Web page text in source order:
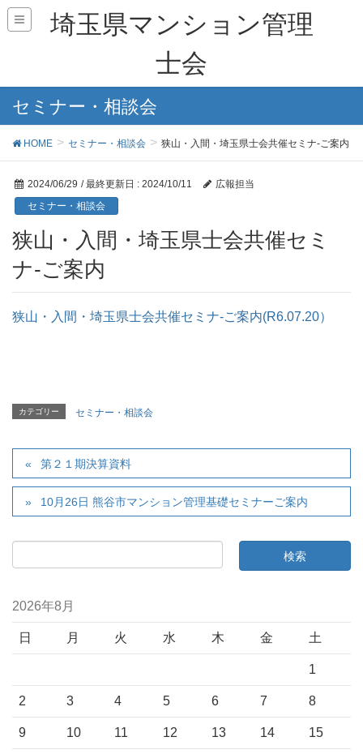
埼玉県マンション管理
士会
セミナー・相談会
HOME セミナー・相談会 狭山・入間・埼玉県士会共催セミナ-ご案内
2024/06/29 / 最終更新日 : 2024/10/11
広報担当
セミナー・相談会
狭山・入間・埼玉県士会共催セミ
ナ-ご案内
狭山・入間・埼玉県士会共催セミナ-ご案内(R6.07.20）
カテゴリー セミナー・相談会
第２１期決算資料
10月26日 熊谷市マンション管理基礎セミナーご案内
2026年8月
日 月 火 水 木 金 土
1
2 3 4 5 6 7 8
9 10 11 12 13 14 15